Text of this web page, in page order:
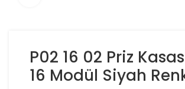
P02 16 02 Priz
16 Modül Siyah